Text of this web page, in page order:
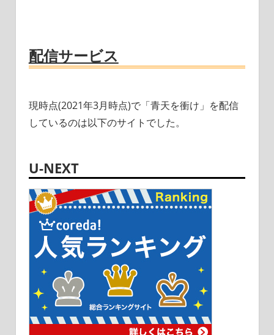
配信サービス
現時点(2021年3月時点)で「青天を衝け」を配信
しているのは以下のサイトでした。
U-NEXT